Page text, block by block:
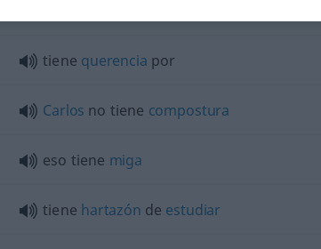
tiene querencia por
Carlos no tiene compostura
eso tiene miga
tiene hartazón de estudiar